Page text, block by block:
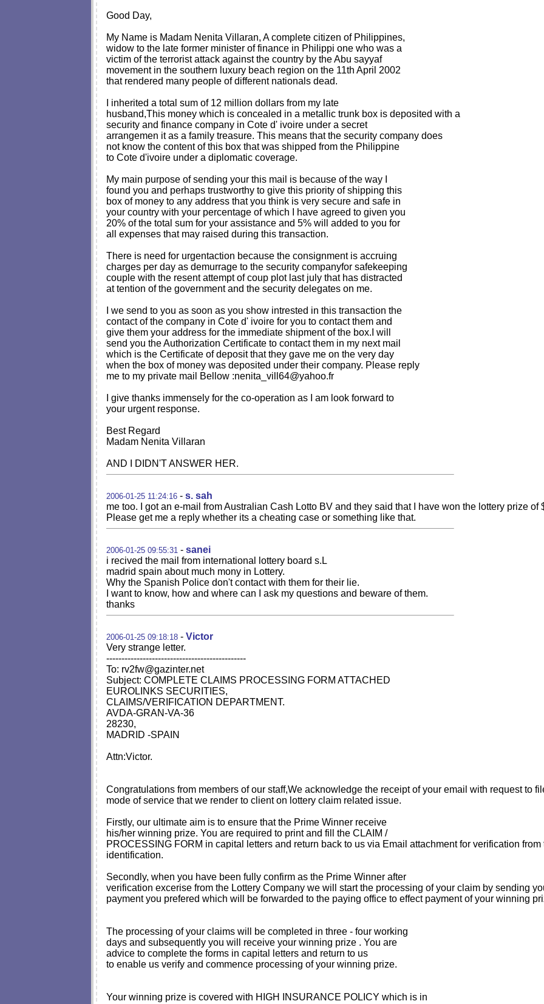
Good Day,
My Name is Madam Nenita Villaran, A complete citizen of Philippines,
widow to the late former minister of finance in Philippi one who was a
victim of the terrorist attack against the country by the Abu sayyaf
movement in the southern luxury beach region on the 11th April 2002
that rendered many people of different nationals dead.
I inherited a total sum of 12 million dollars from my late
husband,This money which is concealed in a metallic trunk box is deposited with a
security and finance company in Cote d' ivoire under a secret
arrangemen it as a family treasure. This means that the security company does
not know the content of this box that was shipped from the Philippine
to Cote d'ivoire under a diplomatic coverage.
My main purpose of sending your this mail is because of the way I
found you and perhaps trustworthy to give this priority of shipping this
box of money to any address that you think is very secure and safe in
your country with your percentage of which I have agreed to given you
20% of the total sum for your assistance and 5% will added to you for
all expenses that may raised during this transaction.
There is need for urgentaction because the consignment is accruing
charges per day as demurrage to the security companyfor safekeeping
couple with the resent attempt of coup plot last july that has distracted
at tention of the government and the security delegates on me.
I we send to you as soon as you show intrested in this transaction the
contact of the company in Cote d' ivoire for you to contact them and
give them your address for the immediate shipment of the box.I will
send you the Authorization Certificate to contact them in my next mail
which is the Certificate of deposit that they gave me on the very day
when the box of money was deposited under their company. Please reply
me to my private mail Bellow :nenita_vill64@yahoo.fr
I give thanks immensely for the co-operation as I am look forward to
your urgent response.
Best Regard
Madam Nenita Villaran
AND I DIDN'T ANSWER HER.
2006-01-25 11:24:16 - s. sah
me too. I got an e-mail from Australian Cash Lotto BV and they said that I have won the lottery prize of
Please get me a reply whether its a cheating case or something like that.
2006-01-25 09:55:31 - sanei
i recived the mail from international lottery board s.L
madrid spain about much mony in Lottery.
Why the Spanish Police don't contact with them for their lie.
I want to know, how and where can I ask my questions and beware of them.
thanks
2006-01-25 09:18:18 - Victor
Very strange letter.
----------------------------------------------
To: rv2fw@gazinter.net
Subject: COMPLETE CLAIMS PROCESSING FORM ATTACHED
EUROLINKS SECURITIES,
CLAIMS/VERIFICATION DEPARTMENT.
AVDA-GRAN-VA-36
28230,
MADRID -SPAIN
Attn:Victor.
Congratulations from members of our staff,We acknowledge the receipt of your email with request to
mode of service that we render to client on lottery claim related issue.
Firstly, our ultimate aim is to ensure that the Prime Winner receive
his/her winning prize. You are required to print and fill the CLAIM /
PROCESSING FORM in capital letters and return back to us via Email attachment for verification
identification.
Secondly, when you have been fully confirm as the Prime Winner after
verification excerise from the Lottery Company we will start the processing of your claim by sending
payment you prefered which will be forwarded to the paying office to effect payment of your winning
The processing of your claims will be completed in three - four working
days and subsequently you will receive your winning prize . You are
advice to complete the forms in capital letters and return to us
to enable us verify and commence processing of your winning prize.
Your winning prize is covered with HIGH INSURANCE POLICY which is in